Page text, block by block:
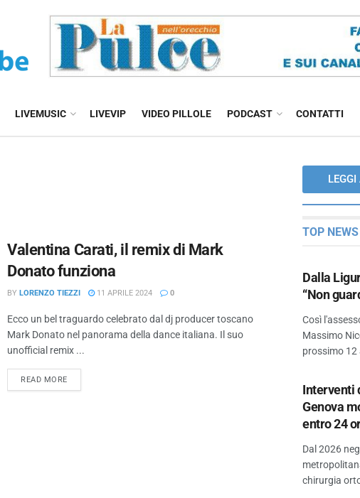
LIVEMUSIC LIVEVIP VIDEO PILLOLE PODCAST CONTATTI
Valentina Carati, il remix di Mark
Donato funziona
BY LORENZO TIEZZI 11 APRILE 2024 0
Ecco un bel traguardo celebrato dal dj producer toscano
Mark Donato nel panorama della dance italiana. Il suo
unofficial remix ...
READ MORE
TOP
Dalla
“Non
Così
Massimo
prossimo
Interventi
Genova
entro 24
Dal 2026
chirurgia